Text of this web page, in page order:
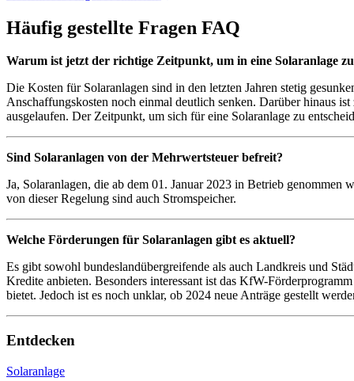
Häufig gestellte Fragen FAQ
Warum ist jetzt der richtige Zeitpunkt, um in eine Solaranlage
Die Kosten für Solaranlagen sind in den letzten Jahren stetig
Anschaffungskosten noch einmal deutlich senken. Darüber hinaus
ausgelaufen. Der Zeitpunkt, um sich für eine Solaranlage zu
Sind Solaranlagen von der Mehrwertsteuer befreit?
Ja, Solaranlagen, die ab dem 01. Januar 2023 in Betrieb
von dieser Regelung sind auch Stromspeicher.
Welche Förderungen für Solaranlagen gibt es aktuell?
Es gibt sowohl bundeslandübergreifende als auch Landkreis und
Kredite anbieten. Besonders interessant ist das KfW-
bietet. Jedoch ist es noch unklar, ob 2024 neue Anträge gestellt
Entdecken
Solaranlage